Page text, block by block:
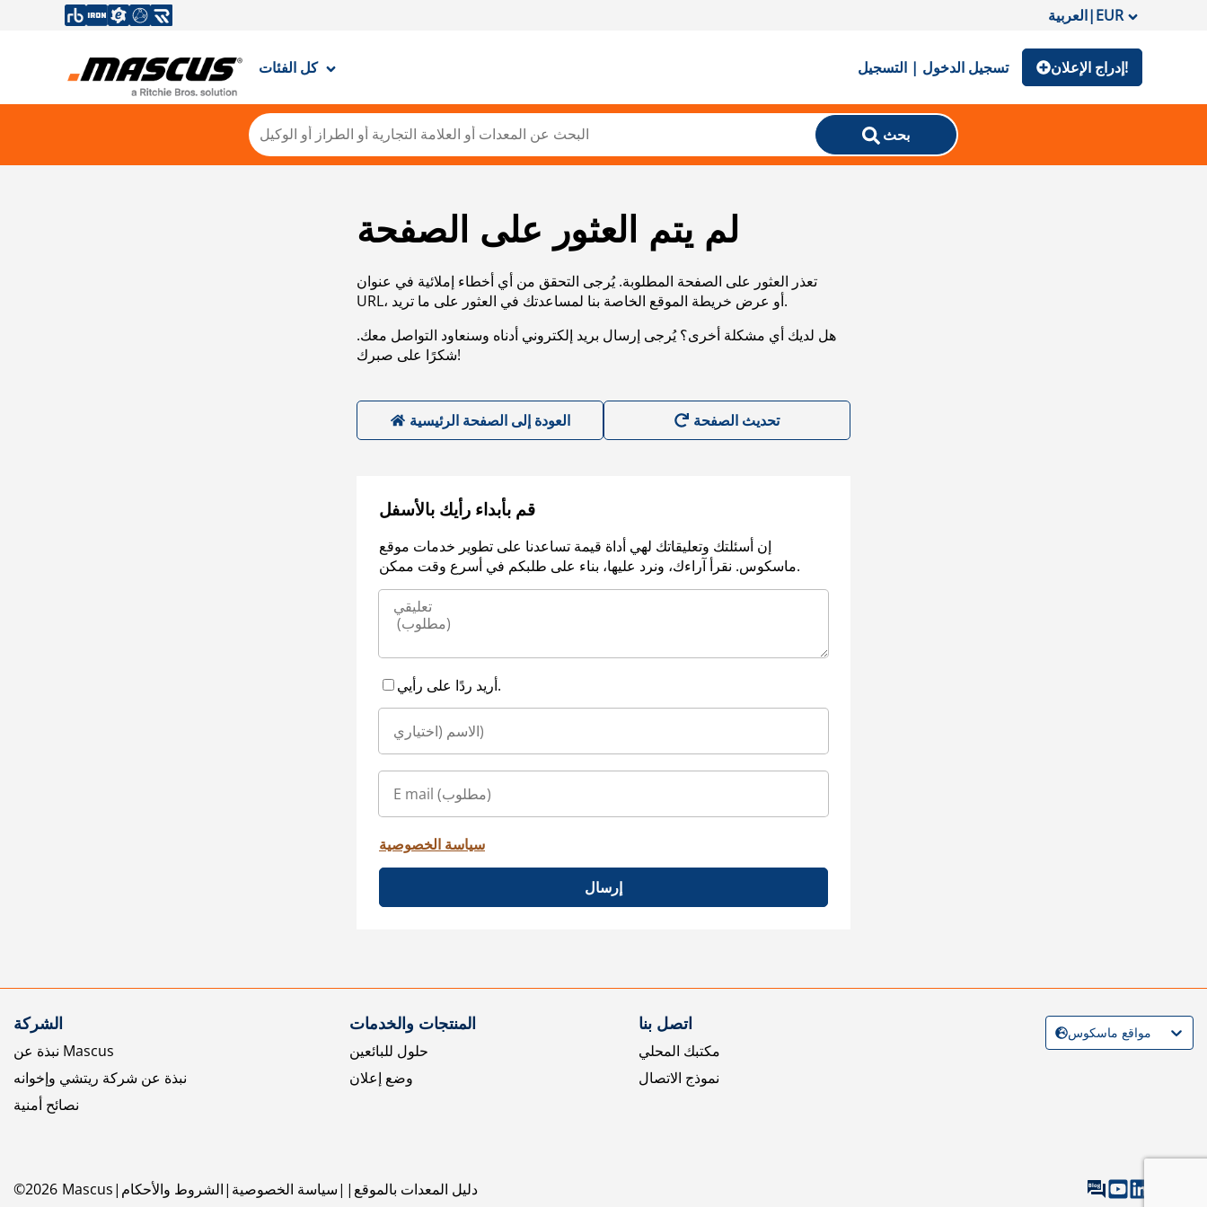
العربية|EUR
كل الفئات تسجيل الدخول | التسجيل إدراج الإعلان!
بحث
لم يتم العثور على الصفحة
تعذر العثور على الصفحة المطلوبة. يُرجى التحقق من أي أخطاء إملائية في عنوان
URL، أو عرض خريطة الموقع الخاصة بنا لمساعدتك في العثور على ما تريد.
هل لديك أي مشكلة أخرى؟ يُرجى إرسال بريد إلكتروني أدناه وسنعاود التواصل معك.
شكرًا على صبرك!
العودة إلى الصفحة الرئيسية
قم بأبداء رأيك بالأسفل
إن أسئلتك وتعليقاتك لهي أداة قيمة تساعدنا على تطوير خدمات موقع
ماسكوس. نقرأ آراءك، ونرد عليها، بناء على طلبكم في أسرع وقت ممكن.
أريد ردًا على رأيي.
سياسة الخصوصية
إرسال
الشركة
نبذة عن Mascus
نبذة عن شركة ريتشي وإخوانه
نصائح أمنية
المنتجات والخدمات
حلول للبائعين
وضع إعلان
اتصل بنا
مكتبك المحلي
نموذج الاتصال
©2026 Mascus الشروط والأحكام سياسة الخصوصية دليل المعدات بالموقع
مواقع ماسكوس